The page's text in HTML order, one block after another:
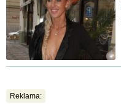
Reklama: